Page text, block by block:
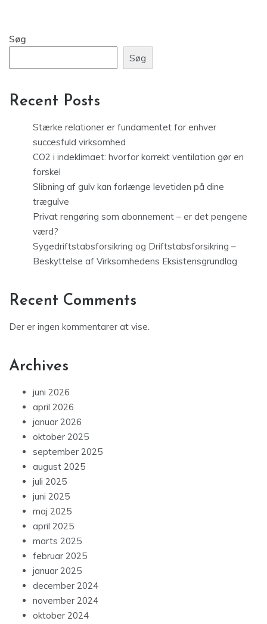
Søg
Søg
Recent Posts
Stærke relationer er fundamentet for enhver
succesfuld virksomhed
CO2 i indeklimaet: hvorfor korrekt ventilation gør en
forskel
Slibning af gulv kan forlænge levetiden på dine
trægulve
Privat rengøring som abonnement – er det pengene
værd?
Sygedriftstabsforsikring og Driftstabsforsikring –
Beskyttelse af Virksomhedens Eksistensgrundlag
Recent Comments
Der er ingen kommentarer at vise.
Archives
juni 2026
april 2026
januar 2026
oktober 2025
september 2025
august 2025
juli 2025
juni 2025
maj 2025
april 2025
marts 2025
februar 2025
januar 2025
december 2024
november 2024
oktober 2024